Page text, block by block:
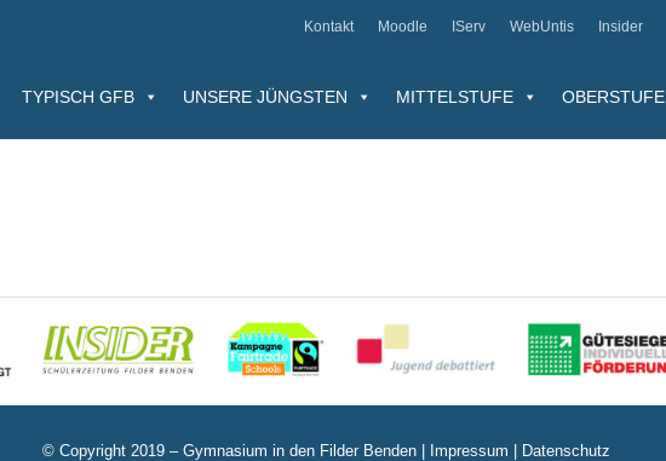
Kontakt Moodle IServ WebUntis Insider
TYPISCH GFB UNSERE JÜNGSTEN MITTELSTUFE OBERSTUFE
© Copyright 2019 – Gymnasium in den Filder Benden | Impressum Datenschutz